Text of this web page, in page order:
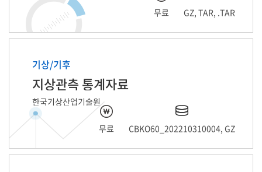
무료 GZ, TAR, .TAR
기상/기후
지상관측 통계자료
한국기상산업기술원
무료 CBKO60_202210310004, GZ